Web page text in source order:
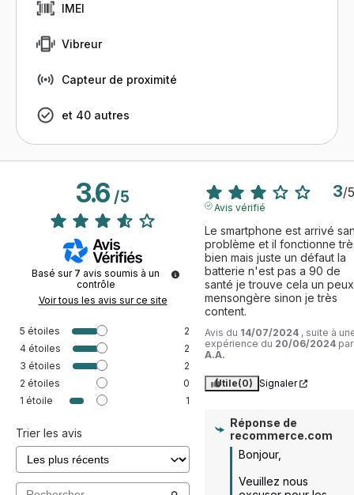
IMEI
Vibreur
Capteur de proximité
et 40 autres
3.6/5
Basé sur 7 avis soumis à un
contrôle
Voir tous les avis sur ce site
5 étoiles
2
4 étoiles
2
3 étoiles
2
2 étoiles
0
1 étoile 1
Trier les avis
3/5
Avis vérifié
Le smartphone est arrivé
problème et il fonctionne
bien mais juste un défaut la
batterie n'est pas a 90 de
santé je trouve cela un peux
mensongère sinon je très
content.
Avis du 14/07/2024 , suite à
expérience du 20/06/2024 par
A.A.
Utile(0) Signaler
Réponse de
recommerce.com
Bonjour,
Veuillez nous